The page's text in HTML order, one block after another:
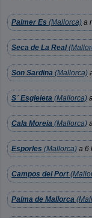
Palmer Es (Mallorca) a
Seca de La Real
Son Sardina (Mallorca)
S´ Esgleieta (Mallorca)
Cala Moreia (Mallorca)
Esporles (Mallorca) a 6
Campos del Port
Palma de Mallorca